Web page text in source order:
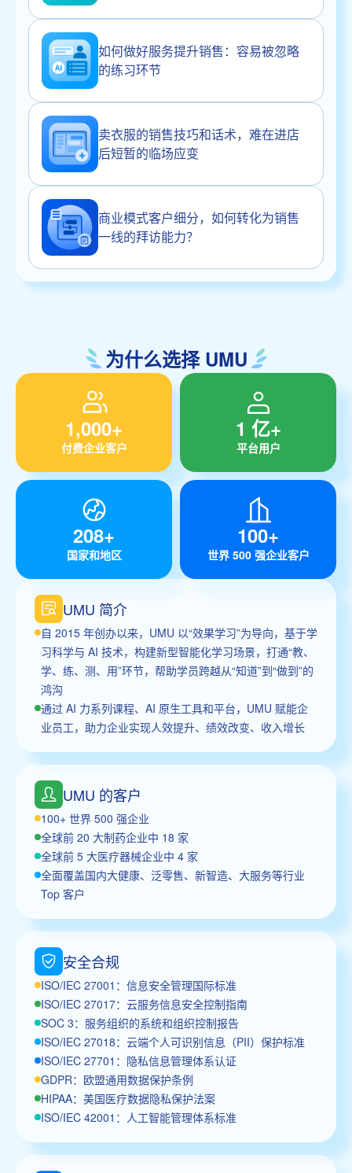
如何做好服务提升销售：容易被忽略
的练习环节
卖衣服的销售技巧和话术，难在进店
后短暂的临场应变
商业模式客户细分，如何转化为销售
一线的拜访能力？
为什么选择 UMU
1,000+
付费企业客户
1 亿+
平台用户
208+
国家和地区
100+
世界 500 强企业客户
UMU 简介
自 2015 年创办以来，UMU 以“效果学习”为导向，基于学
习科学与 AI 技术，构建新型智能化学习场景，打通“教、
学、练、测、用”环节，帮助学员跨越从“知道”到“做到”的
鸿沟
通过 AI 力系列课程、AI 原生工具和平台，UMU 赋能企
业员工，助力企业实现人效提升、绩效改变、收入增长
UMU 的客户
100+ 世界 500 强企业
全球前 20 大制药企业中 18 家
全球前 5 大医疗器械企业中 4 家
全面覆盖国内大健康、泛零售、新智造、大服务等行业
Top 客户
安全合规
ISO/IEC 27001：信息安全管理国际标准
ISO/IEC 27017：云服务信息安全控制指南
SOC 3：服务组织的系统和组织控制报告
ISO/IEC 27018：云端个人可识别信息（PII）保护标准
ISO/IEC 27701：隐私信息管理体系认证
GDPR：欧盟通用数据保护条例
HIPAA：美国医疗数据隐私保护法案
ISO/IEC 42001：人工智能管理体系标准